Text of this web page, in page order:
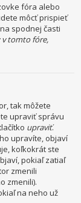
fóra alebo
môcť prispieť
spodnej časti
v tomto fóre,
tak môžete
upraviť správu
upraviť.
upravíte, objaví
koľkokrát ste
pokiaľ zatiaľ
zmenili
zmenili).
na neho už